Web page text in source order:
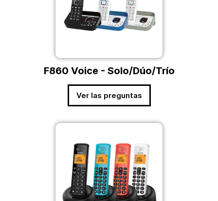
F860 Voice - Solo/Dúo/Trío
Ver las preguntas